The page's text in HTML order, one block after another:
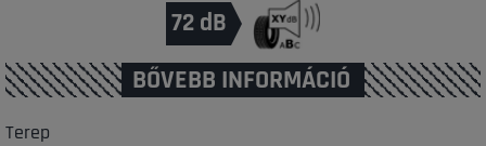
72 dB
BŐVEBB INFORMÁCIÓ
Terep